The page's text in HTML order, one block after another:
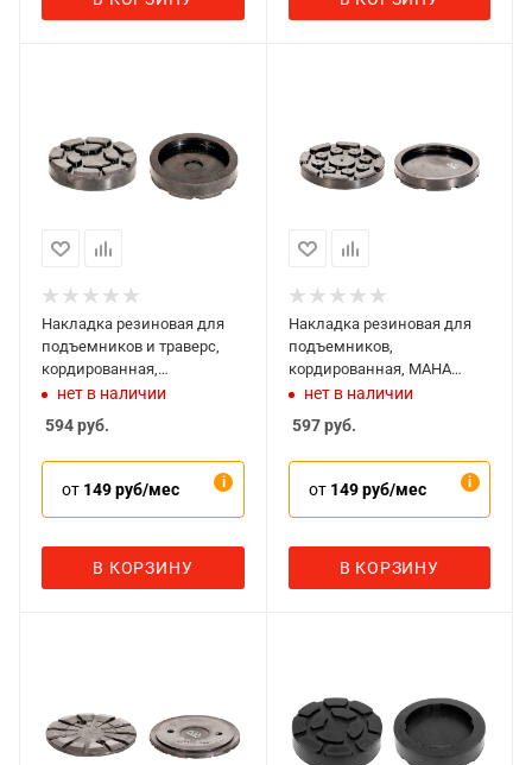
Накладка резиновая для
подъемников и траверс,
кордированная,
RAVAGLIOLI 1020К
нет в наличии
594руб.
от 149 руб/мес
В КОРЗИНУ
Накладка резиновая для
подъемников,
кордированная, MAHA
1011К
нет в наличии
597руб.
от 149 руб/мес
В КОРЗИНУ